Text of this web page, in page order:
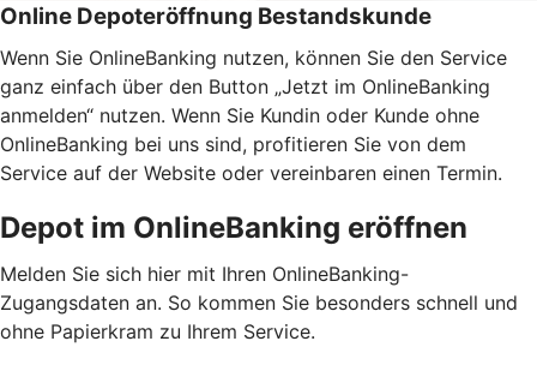
Online Depoteröffnung Bestandskunde
Wenn Sie OnlineBanking nutzen, können Sie den Service
ganz einfach über den Button „Jetzt im OnlineBanking
anmelden“ nutzen. Wenn Sie Kundin oder Kunde ohne
OnlineBanking bei uns sind, profitieren Sie von dem
Service auf der Website oder vereinbaren einen Termin.
Depot im OnlineBanking eröffnen
Melden Sie sich hier mit Ihren OnlineBanking-
Zugangsdaten an. So kommen Sie besonders schnell und
ohne Papierkram zu Ihrem Service.